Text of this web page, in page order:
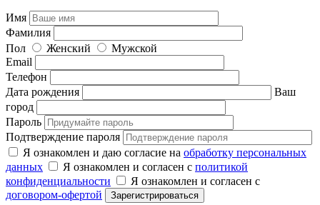
Имя
Фамилия
Пол
Женский
Мужской
Email
Телефон
Дата рождения
Ваш
город
Пароль
Подтверждение пароля
Я ознакомлен и даю согласие на обработку персональных
данных
Я ознакомлен и согласен с политикой
конфиденциальности
Я ознакомлен и согласен с
договором-офертой